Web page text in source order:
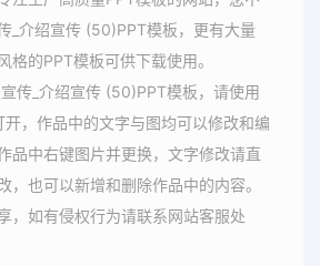
_介绍宣传 (50)PPT模板，更有大量
格的PPT模板可供下载使用。
传_介绍宣传 (50)PPT模板，请使用
，作品中的文字与图均可以修改和编
品中右键图片并更换，文字修改请直
，也可以新增和删除作品中的内容。
，如有侵权行为请联系网站客服处